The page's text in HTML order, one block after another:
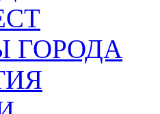
ГОРОДА